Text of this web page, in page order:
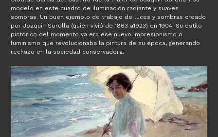
entrada:
modelo en este cuadro de iluminación radiante y suaves
sombras. Un buen ejemplo de trabajo de luces y sombras creado
por Joaquín Sorolla (quien vivió de 1863 a1923) en 1904. Su estilo
pictórico del momento ya era ese nuevo impresionismo o
luminismo que revolucionaba la pintura de su época, generando
rechazo en la sociedad conservadora.